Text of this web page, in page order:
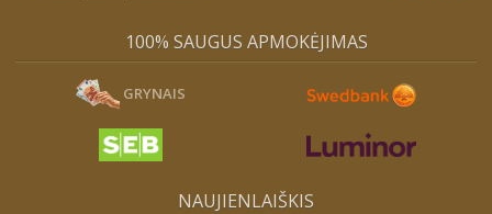
100% SAUGUS APMOKĖJIMAS
GRYNAIS
NAUJIENLAIŠKIS